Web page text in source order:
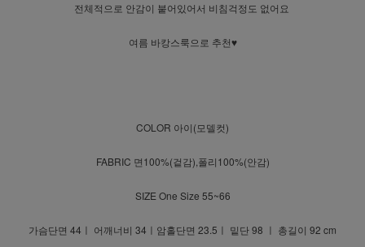
전체적으로 안감이 붙어있어서 비침걱정도 없어요
여름 바캉스룩으로 추천♥
COLOR 아이(모델컷)
FABRIC 면100%(겉감),폴리100%(안감)
SIZE One Size 55~66
가슴단면 44ㅣ 어깨너비 34ㅣ암홀단면 23.5ㅣ 밑단 98 ㅣ 총길이 92 cm